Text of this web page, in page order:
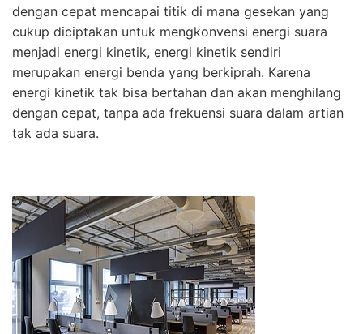
dengan cepat mencapai titik di mana gesekan yang
cukup diciptakan untuk mengkonvensi energi suara
menjadi energi kinetik, energi kinetik sendiri
merupakan energi benda yang berkiprah. Karena
energi kinetik tak bisa bertahan dan akan menghilang
dengan cepat, tanpa ada frekuensi suara dalam artian
tak ada suara.